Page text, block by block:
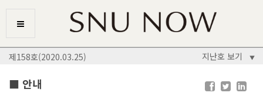
제158호(2020.03.25) 지난호 보기 ▼
■ 안내